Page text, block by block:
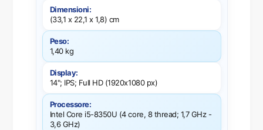
Dimensioni:
(33,1 x 22,1 x 1,8) cm
Peso:
1,40 kg
Display:
14"; IPS; Full HD (1920x1080 px)
Processore:
Intel Core i5-8350U (4 core, 8 thread; 1,7 GHz -
3,6 GHz)